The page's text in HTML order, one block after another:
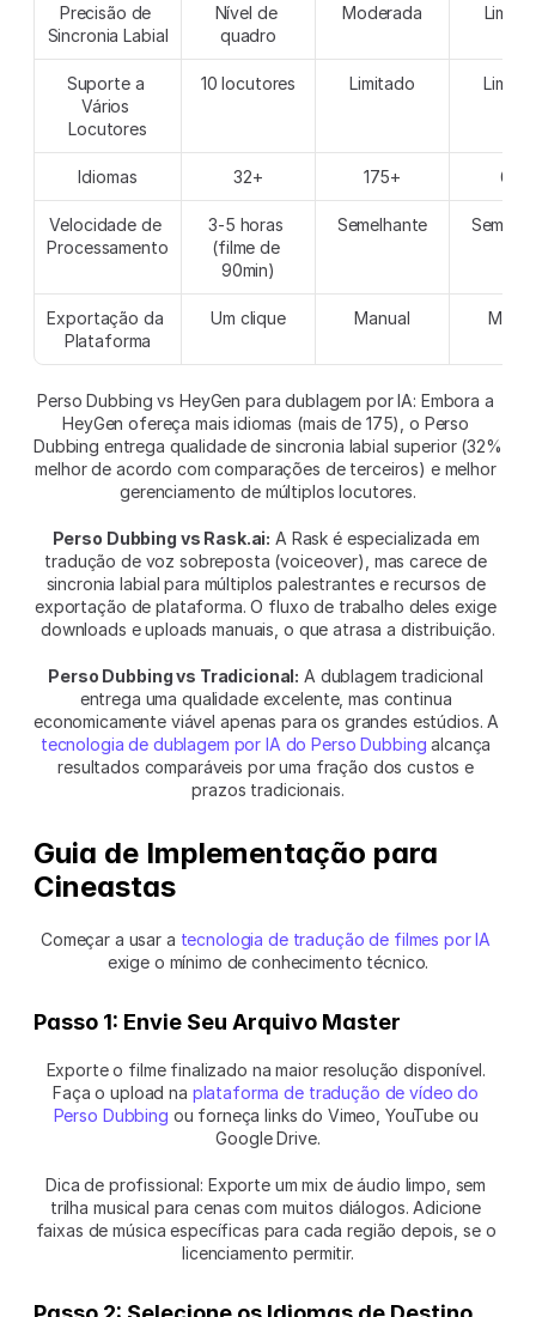
Precisão de
Sincronia Labial
Nível de
quadro
Moderada
Suporte a
Vários
Locutores
10 locutores Limitado
Idiomas 32+ 175+ 60+
Velocidade de
Processamento
3-5 horas
(filme de
90min)
Semelhante
Exportação da
Plataforma
Um clique Manual
Perso Dubbing vs HeyGen para dublagem por IA: Embora a
HeyGen ofereça mais idiomas (mais de 175), o Perso
Dubbing entrega qualidade de sincronia labial superior (32%
melhor de acordo com comparações de terceiros) e melhor
gerenciamento de múltiplos locutores.
Perso Dubbing vs Rask.ai: A Rask é especializada em
tradução de voz sobreposta (voiceover), mas carece de
sincronia labial para múltiplos palestrantes e recursos de
exportação de plataforma. O fluxo de trabalho deles exige
downloads e uploads manuais, o que atrasa a distribuição.
Perso Dubbing vs Tradicional: A dublagem tradicional
entrega uma qualidade excelente, mas continua
tecnologia de dublagem por IA do Perso Dubbing alcança
resultados comparáveis por uma fração dos custos e
prazos tradicionais.
Guia de Implementação para
Cineastas
Começar a usar a tecnologia de tradução de filmes por IA
exige o mínimo de conhecimento técnico.
Passo 1: Envie Seu Arquivo Master
Exporte o filme finalizado na maior resolução disponível.
Faça o upload na plataforma de tradução de vídeo do
Perso Dubbing ou forneça links do Vimeo, YouTube ou
Google Drive.
Dica de profissional: Exporte um mix de áudio limpo, sem
trilha musical para cenas com muitos diálogos. Adicione
faixas de música específicas para cada região depois, se o
licenciamento permitir.